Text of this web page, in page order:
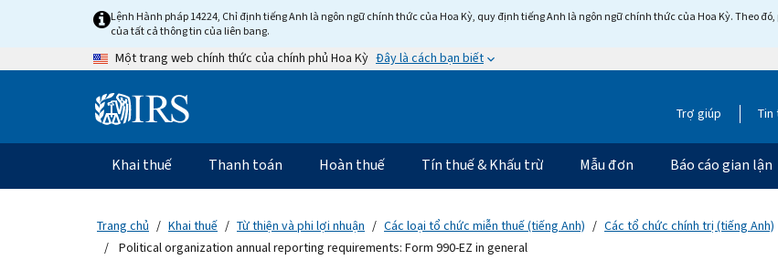
content
Lệnh Hành pháp 14224, Chỉ định tiếng Anh là ngôn ngữ chính thức của Hoa Kỳ, quy định tiếng Anh là ngôn ngữ chính thức của Hoa Kỳ. Theo
của tất cả thông tin của liên bang.
Một trang web chính thức của chính phủ Hoa Kỳ Đây là cách bạn biết
Information Trợ giúp Tin
Điều
hướng
chính
Khai thuế Thanh toán Hoàn thuế Tín thuế & Khấu trừ Mẫu đơn Báo cáo gian lận
Trang chủ Khai thuế Từ thiện và phi lợi nhuận Các loại tổ chức miễn thuế (tiếng Anh)
Các tổ chức chính trị (tiếng Anh)
Political organization annual reporting requirements: Form 990-EZ in general